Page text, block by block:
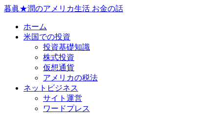
暮眞★潤のアメリカ生活 お金の話
ホーム
米国での投資
投資基礎知識
株式投資
仮想通貨
アメリカの税法
ネットビジネス
サイト運営
ワードプレス